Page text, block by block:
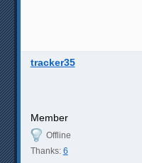
tracker35
Member
Offline
Thanks: 6